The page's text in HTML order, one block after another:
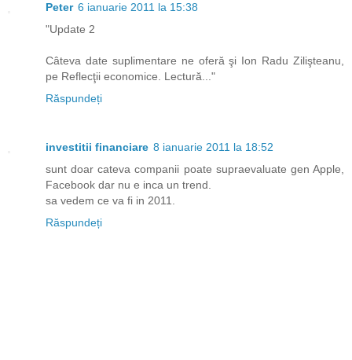
Peter 6 ianuarie 2011 la 15:38
"Update 2
Câteva date suplimentare ne oferă şi Ion Radu Zilişteanu,
pe Reflecţii economice. Lectură..."
Răspundeți
investitii financiare 8 ianuarie 2011 la 18:52
sunt doar cateva companii poate supraevaluate gen Apple,
Facebook dar nu e inca un trend.
sa vedem ce va fi in 2011.
Răspundeți